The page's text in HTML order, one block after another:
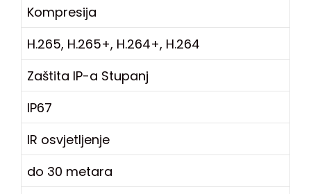
Kompresija
H.265, H.265+, H.264+, H.264
Zaštita IP-a Stupanj
IP67
IR osvjetljenje
do 30 metara